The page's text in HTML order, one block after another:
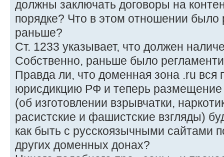
должны заключать договоры на
порядке? Что в этом отношении было
раньше?
Ст. 1233 указывает, что должен
Собственно, раньше было
Правда ли, что доменная зона .ru вся
юрисдикцию РФ и теперь размещение
(об изготовлении взрывчатки,
расистские и фашистские взгляды)
как быть с русскоязычными сайтами
других доменных донах?